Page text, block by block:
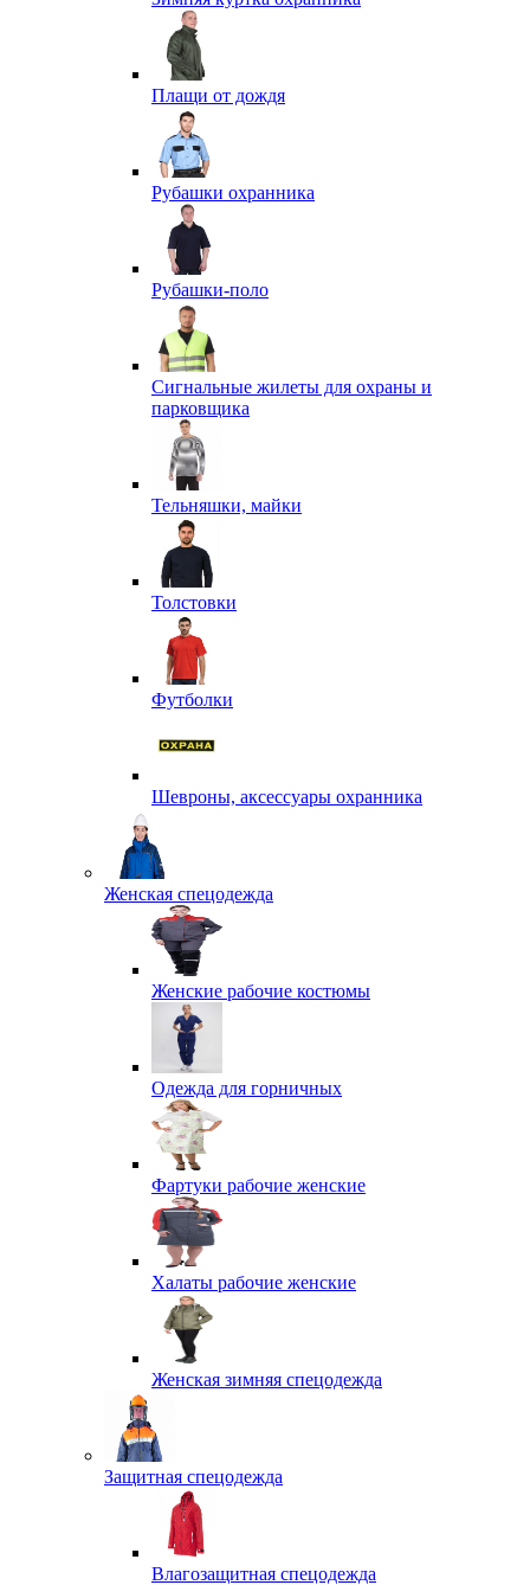
Плащи от дождя
Рубашки охранника
Рубашки-поло
Сигнальные жилеты для охраны и
парковщика
Тельняшки, майки
Толстовки
Футболки
Шевроны, аксессуары охранника
Женская спецодежда
Женские рабочие костюмы
Одежда для горничных
Фартуки рабочие женские
Халаты рабочие женские
Женская зимняя спецодежда
Защитная спецодежда
Влагозащитная спецодежда